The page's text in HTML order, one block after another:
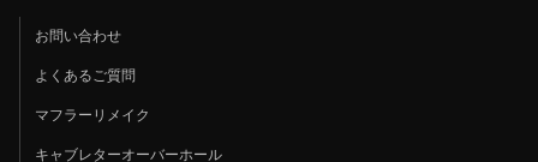
お問い合わせ
よくあるご質問
マフラーリメイク
キャブレターオーバーホール